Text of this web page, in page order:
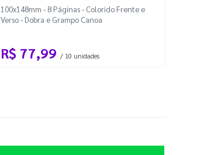
100x148mm - 8 Páginas - Colorido Frente e
Verso - Dobra e Grampo Canoa
R$ 77,99 / 10 unidades